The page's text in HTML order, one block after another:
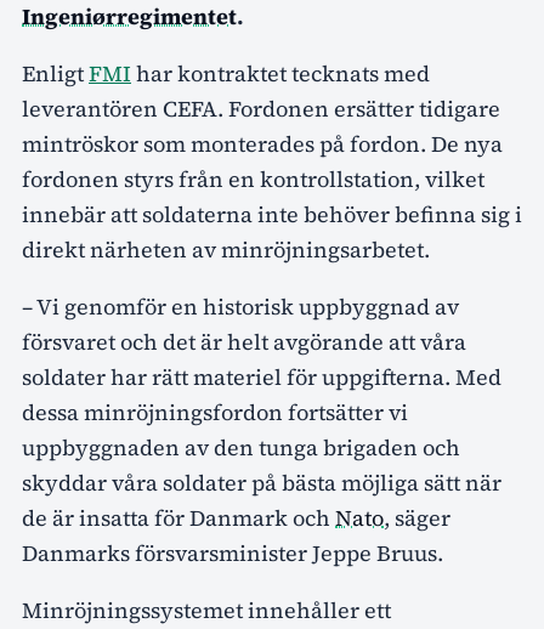
Ingeniørregimentet.
EnligtFMI har kontraktet tecknats med
leverantören CEFA. Fordonen ersätter tidigare
mintröskor som monterades på fordon. De nya
fordonen styrs från en kontrollstation, vilket
innebär att soldaterna inte behöver befinna sig i
direkt närheten av minröjningsarbetet.
– Vi genomför en historisk uppbyggnad av
försvaret och det är helt avgörande att våra
soldater har rätt materiel för uppgifterna. Med
dessa minröjningsfordon fortsätter vi
uppbyggnaden av den tunga brigaden och
skyddar våra soldater på bästa möjliga sätt när
de är insatta för Danmark och Nato, säger
Danmarks försvarsminister Jeppe Bruus.
Minröjningssystemet innehåller ett